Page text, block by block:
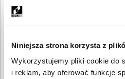
Niniejsza strona korzysta z
Wykorzystujemy pliki cookie do
i reklam, aby oferować funkcje